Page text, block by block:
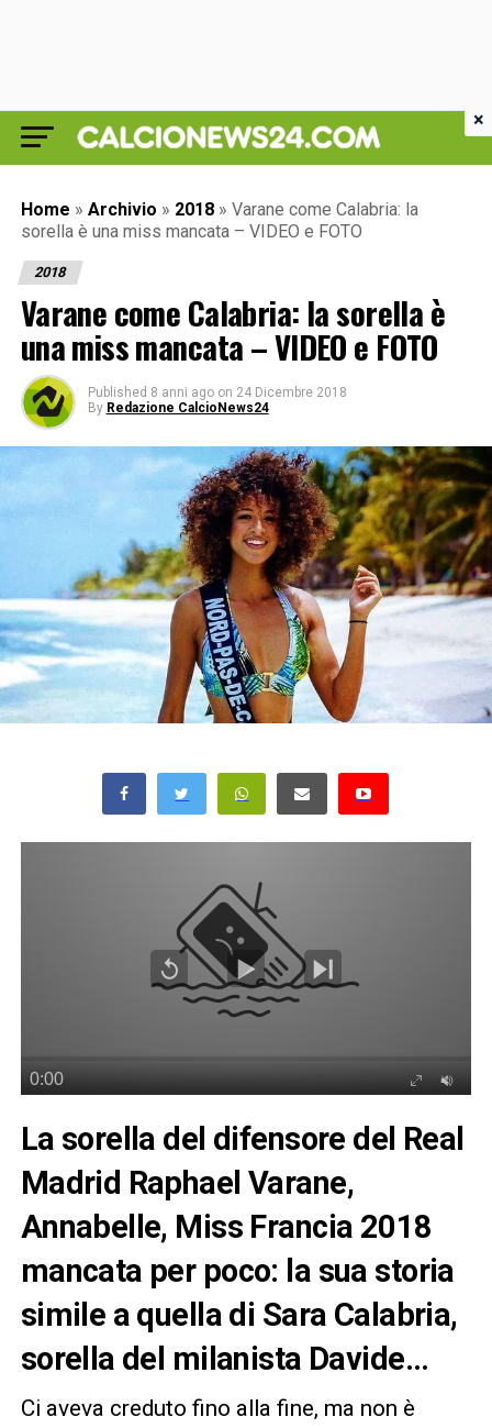
Home » Archivio » 2018 » Varane come Calabria: la
sorella è una miss mancata – VIDEO e FOTO
2018
Varane come Calabria: la sorella è
una miss mancata – VIDEO e FOTO
Published 8 anni ago on 24 Dicembre 2018
By Redazione CalcioNews24
La sorella del difensore del Real
Madrid Raphael Varane,
Annabelle, Miss Francia 2018
mancata per poco: la sua storia
simile a quella di Sara Calabria,
sorella del milanista Davide…
Ci aveva creduto fino alla fine, ma non è
×